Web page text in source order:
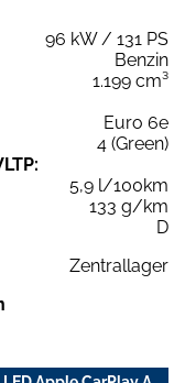
96 kW / 131 PS
Benzin
1.199 cm³
Euro 6e
4 (Green)
5,9 l/100km
133 g/km
D
Zentrallager